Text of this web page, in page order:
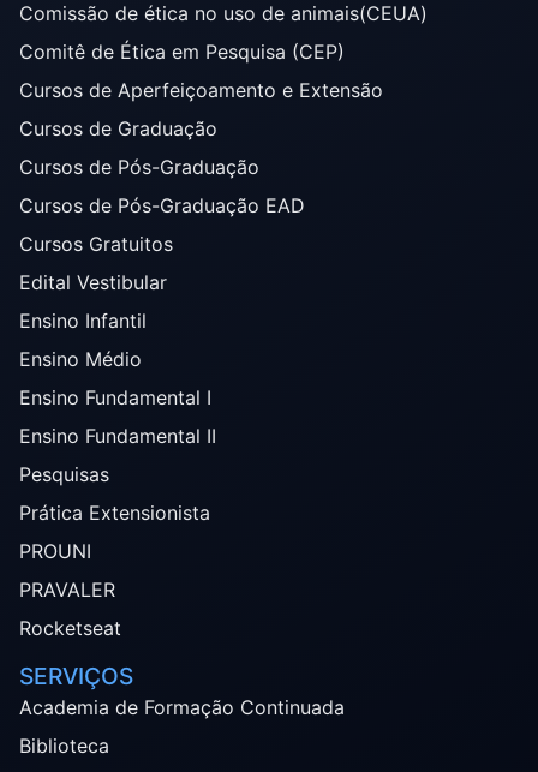
Comissão de ética no uso de animais(CEUA)
Comitê de Ética em Pesquisa (CEP)
Cursos de Aperfeiçoamento e Extensão
Cursos de Graduação
Cursos de Pós-Graduação
Cursos de Pós-Graduação EAD
Cursos Gratuitos
Edital Vestibular
Ensino Infantil
Ensino Médio
Ensino Fundamental I
Ensino Fundamental II
Pesquisas
Prática Extensionista
PROUNI
PRAVALER
Rocketseat
SERVIÇOS
Academia de Formação Continuada
Biblioteca